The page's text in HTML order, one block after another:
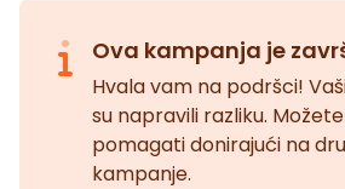
Ova kampanja je
Hvala vam na podršci!
su napravili razliku.
pomagati donirajući na
kampanje.